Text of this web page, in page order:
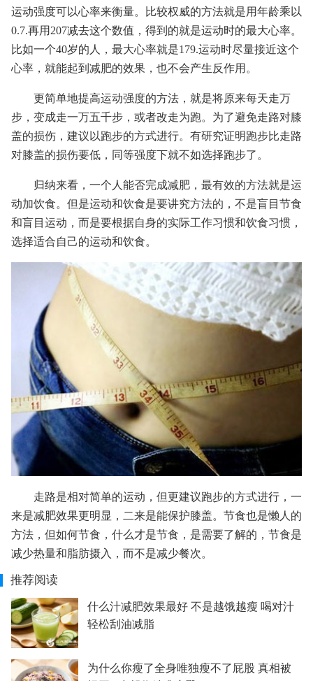
运动强度可以心率来衡量。比较权威的方法就是用年龄乘以
0.7.再用207减去这个数值，得到的就是运动时的最大心率。
比如一个40岁的人，最大心率就是179.运动时尽量接近这个
心率，就能起到减肥的效果，也不会产生反作用。
更简单地提高运动强度的方法，就是将原来每天走万
步，变成走一万五千步，或者改走为跑。为了避免走路对膝
盖的损伤，建议以跑步的方式进行。有研究证明跑步比走路
对膝盖的损伤要低，同等强度下就不如选择跑步了。
归纳来看，一个人能否完成减肥，最有效的方法就是运
动加饮食。但是运动和饮食是要讲究方法的，不是盲目节食
和盲目运动，而是要根据自身的实际工作习惯和饮食习惯，
选择适合自己的运动和饮食。
走路是相对简单的运动，但更建议跑步的方式进行，一
来是减肥效果更明显，二来是能保护膝盖。节食也是懒人的
方法，但如何节食，什么才是节食，是需要了解的，节食是
减少热量和脂肪摄入，而不是减少餐次。
推荐阅读
什么汁减肥效果最好 不是越饿越瘦 喝对汁
轻松刮油减脂
为什么你瘦了全身唯独瘦不了屁股 真相被